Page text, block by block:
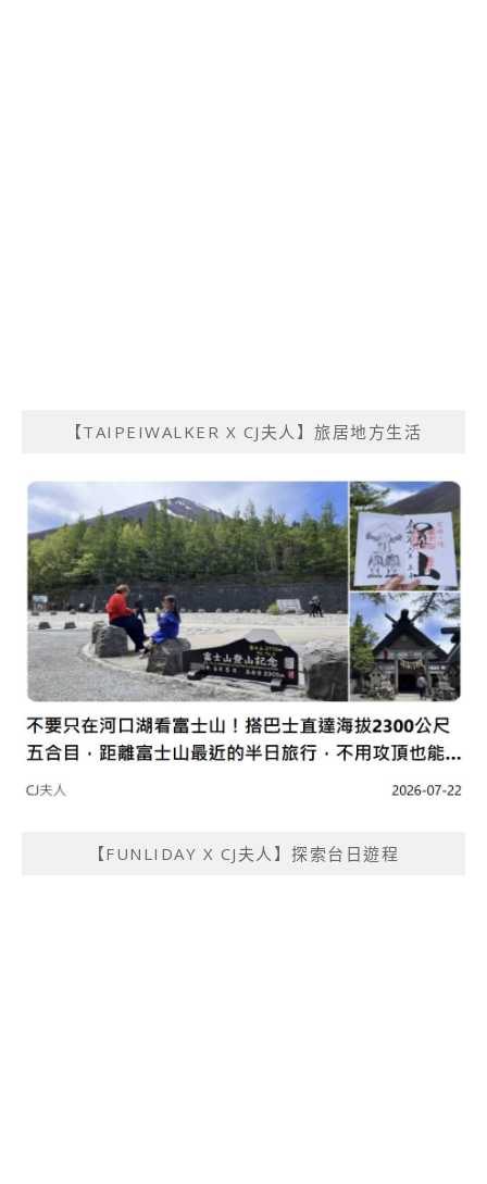
【TAIPEIWALKER X CJ夫人】旅居地方生活
【FUNLIDAY X CJ夫人】探索台日遊程